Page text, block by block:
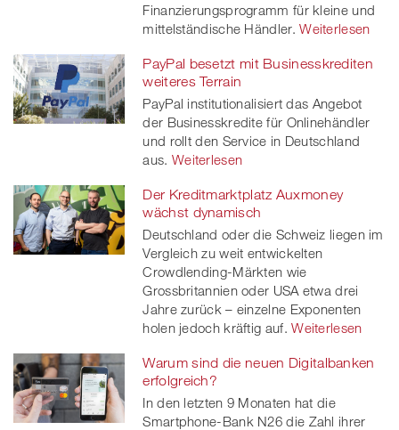
Finanzierungsprogramm für kleine und
mittelständische Händler. Weiterlesen
PayPal besetzt mit Businesskrediten
weiteres Terrain
PayPal institutionalisiert das Angebot
der Businesskredite für Onlinehändler
und rollt den Service in Deutschland
aus. Weiterlesen
Der Kreditmarktplatz Auxmoney
wächst dynamisch
Deutschland oder die Schweiz liegen im
Vergleich zu weit entwickelten
Crowdlending-Märkten wie
Grossbritannien oder USA etwa drei
Jahre zurück – einzelne Exponenten
holen jedoch kräftig auf. Weiterlesen
Warum sind die neuen Digitalbanken
erfolgreich?
In den letzten 9 Monaten hat die
Smartphone-Bank N26 die Zahl ihrer